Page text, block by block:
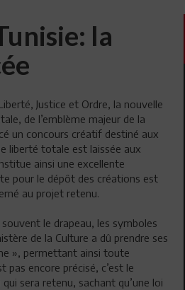
la
Justice et Ordre, la nouvelle
de l’emblème majeur de la
un concours créatif destiné aux
liberté totale est laissée aux
ainsi une excellente
pour le dépôt des créations est
au projet retenu.
le drapeau, les symboles
de la Culture a dû prendre ses
», permettant ainsi toute
pas encore précisé, c’est le
sera retenu, sachant qu’une loi